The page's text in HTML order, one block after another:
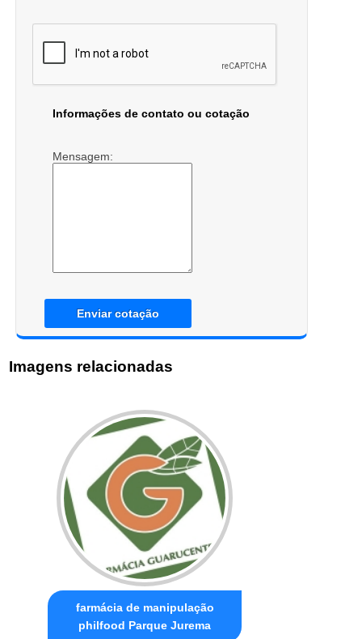
Informações de contato ou cotação
Mensagem:
Enviar cotação
Imagens relacionadas
farmácia de manipulação
philfood Parque Jurema